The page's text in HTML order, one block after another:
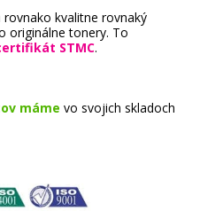
rovnako kvalitne rovnaký
originálne tonery. To
STMC.
máme vo svojich skladoch